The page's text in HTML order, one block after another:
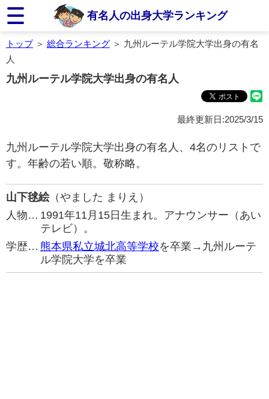
有名人の出身大学ランキング
トップ＞ 総合ランキング ＞ 九州ルーテル学院大学出身の有名
人
九州ルーテル学院大学出身の有名人
最終更新日:2025/3/15
九州ルーテル学院大学出身の有名人、4名のリストで
す。年齢の若い順。敬称略。
山下毬絵（やました まりえ）
人物… 1991年11月15日生まれ。アナウンサー（あい
テレビ）。
学歴… 熊本県私立城北高等学校を卒業→九州ルーテ
ル学院大学を卒業